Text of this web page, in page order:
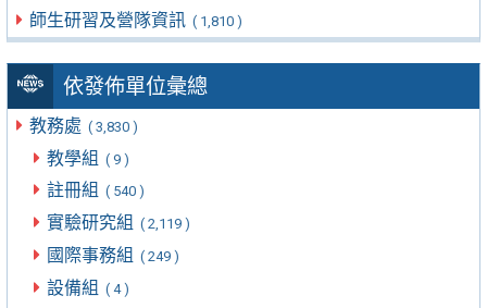
師生研習及營隊資訊 ( 1,810 )
依發佈單位彙總
教務處 ( 3,830 )
教學組 ( 9 )
註冊組 ( 540 )
實驗研究組 ( 2,119 )
國際事務組 ( 249 )
設備組 ( 4 )